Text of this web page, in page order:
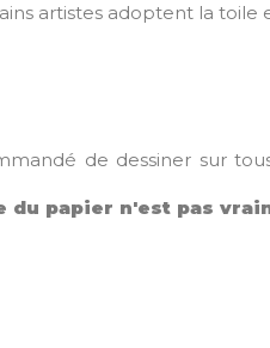
artistes adoptent la
de dessiner sur
du papier n'est pas